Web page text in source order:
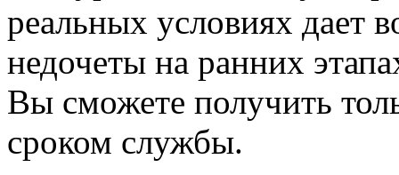
реальных условиях дает
недочеты на ранних
Вы сможете получить
сроком службы.